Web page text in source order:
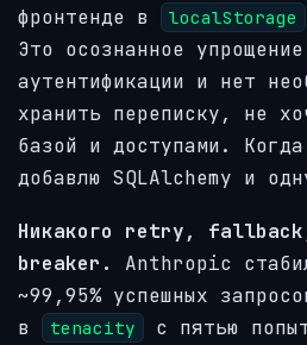
фронтенде в
localStorage
Это осознанное
аутентификации и нет
хранить переписку, не
базой и доступами.
добавлю SQLAlchemy и
Никакого retry,
breaker.
Anthropic
~99,95% успешных
в
tenacity
с пятью